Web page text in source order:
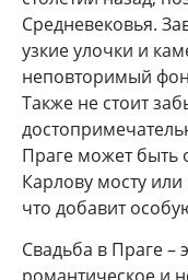
Средневековья.
узкие улочки и
неповторимый
Также не стоит
Праге может быть
Карлову мосту
что добавит
Свадьба в Праге –